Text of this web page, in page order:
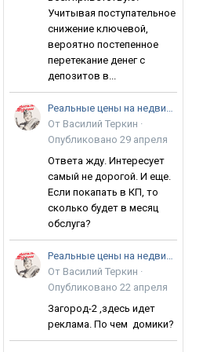
Учитывая поступательное
снижение ключевой,
вероятно постепенное
перетекание денег с
депозитов в...
Реальные цены на недвижимость в Анапе
От Василий Теркин ·
Опубликовано 29 апреля
Ответа жду. Интересует
самый не дорогой. И еще.
Если покапать в КП, то
сколько будет в месяц
обслуга?
Реальные цены на недвижимость в Анапе
От Василий Теркин ·
Опубликовано 22 апреля
Загород-2 ,здесь идет
реклама. По чем домики?